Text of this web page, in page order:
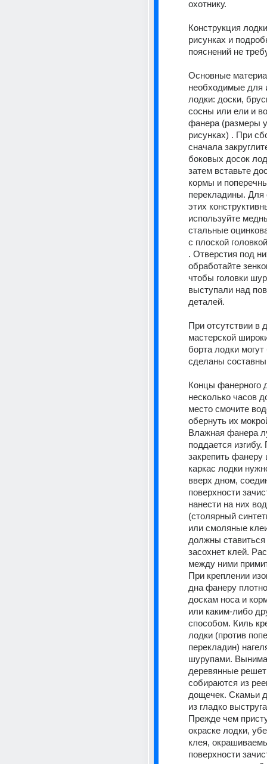
охотнику.
Конструкция
рисунках и
пояснений не
Основные
необходимые для
лодки: доски,
сосны или ели и
фанера (размеры
рисунках) . При
сначала
боковых досок
затем вставьте
кормы и
перекладины. Для
этих
используйте
стальные
с плоской
. Отверстия под
обработайте
чтобы головки
выступали над
деталей.
При отсутствии в
мастерской
борта лодки
сделаны
Концы фанерного
несколько часов
место смочите
обернуть их
Влажная фанера
поддается
закрепить
каркас лодки
вверх дном,
поверхности
нанести на них
(столярный
или смоляные
должны ставиться
засохнет клей.
между ними
При креплении
дна фанеру
доскам носа и
или каким-либо
способом. Киль
лодки (против
перекладин)
шурупами.
деревянные
собираются из
дощечек. Скамьи
из гладко
Прежде чем
окраске лодки,
клея,
поверхности